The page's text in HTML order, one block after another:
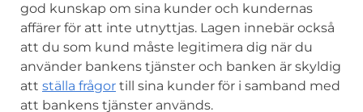
god kunskap om sina kunder och kundernas
affärer för att inte utnyttjas. Lagen innebär också
att du som kund måste legitimera dig när du
använder bankens tjänster och banken är skyldig
att ställa frågor till sina kunder för i samband med
att bankens tjänster används.